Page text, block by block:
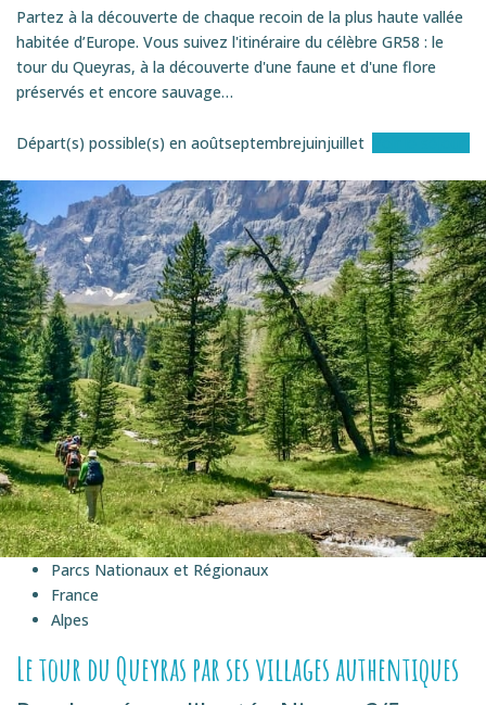
Partez à la découverte de chaque recoin de la plus haute vallée
habitée d’Europe. Vous suivez l'itinéraire du célèbre GR58 : le
tour du Queyras, à la découverte d'une faune et d'une flore
préservés et encore sauvage…
Départ(s) possible(s) en aoûtseptembrejuinjuillet
Parcs Nationaux et Régionaux
France
Alpes
Le tour du Queyras par ses villages authentiques